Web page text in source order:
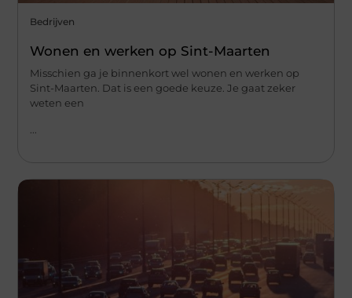
Bedrijven
Wonen en werken op Sint-Maarten
Misschien ga je binnenkort wel wonen en werken op
Sint-Maarten. Dat is een goede keuze. Je gaat zeker
weten een